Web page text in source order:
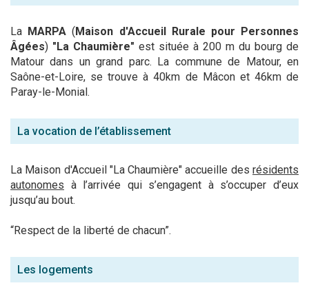
La MARPA (Maison d'Accueil Rurale pour Personnes
Âgées) "La Chaumière" est située à 200 m du bourg de
Matour dans un grand parc. La commune de Matour, en
Saône-et-Loire, se trouve à 40km de Mâcon et 46km de
Paray-le-Monial.
La vocation de l’établissement
La Maison d'Accueil "La Chaumière" accueille des résidents
autonomes à l’arrivée qui s’engagent à s’occuper d’eux
jusqu’au bout.
“Respect de la liberté de chacun”.
Les logements